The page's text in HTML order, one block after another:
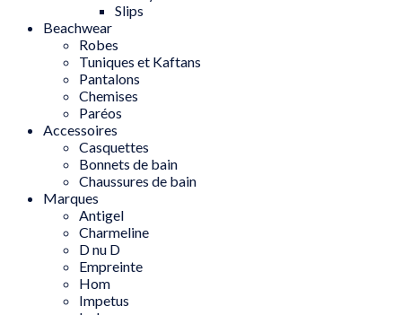
Slips
Beachwear
Robes
Tuniques et Kaftans
Pantalons
Chemises
Paréos
Accessoires
Casquettes
Bonnets de bain
Chaussures de bain
Marques
Antigel
Charmeline
D nu D
Empreinte
Hom
Impetus